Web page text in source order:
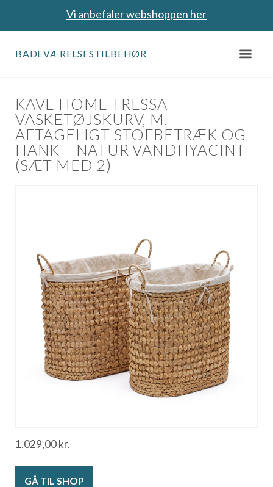
Vi anbefaler webshoppen her
BADEVÆRELSESTILBEHØR
KAVE HOME TRESSA
VASKETØJSKURV, M.
AFTAGELIGT STOFBETRÆK OG
HANK – NATUR VANDHYACINT
(SÆT MED 2)
1.029,00kr.
GÅ TIL SHOP